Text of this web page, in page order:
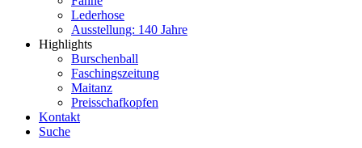
Lederhose
Ausstellung: 140 Jahre
Highlights
Burschenball
Faschingszeitung
Maitanz
Preisschafkopfen
Kontakt
Suche